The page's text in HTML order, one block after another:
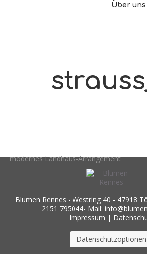
Über uns
modernes Landhaus-Arrangement
Blumen Rennes - Westring 40 - 47918
2151 795044- Mail:
Impressum |
Datenschutzoptionen